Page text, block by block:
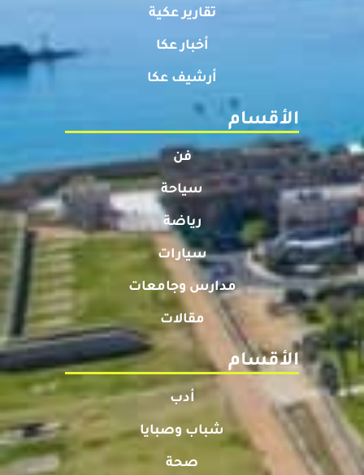
تقارير عكية
أخبار عكا
أرشيف عكا
الأقسام
فن
سياحة
رياضة
سيارات
مدارس وجامعات
مقالات
الأقسام
أدب
شباب وصبايا
صحة